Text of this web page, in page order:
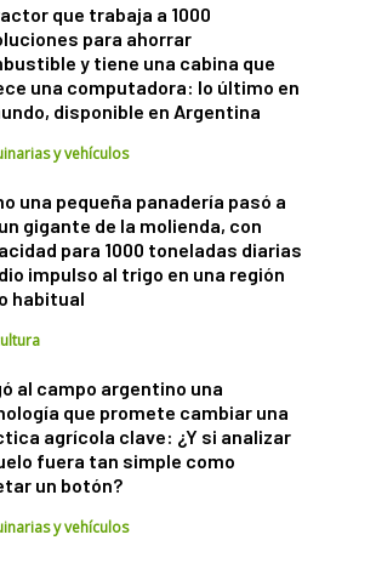
que trabaja a 1000
para ahorrar
y tiene una cabina que
una computadora: lo último en
disponible en Argentina
y vehículos
una pequeña panadería pasó a
gigante de la molienda, con
para 1000 toneladas diarias
impulso al trigo en una región
habitual
al campo argentino una
que promete cambiar una
agrícola clave: ¿Y si analizar
fuera tan simple como
un botón?
y vehículos